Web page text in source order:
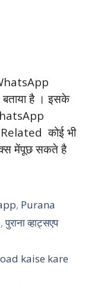
है । इसके
कोई भी
मेंपूछ सकते है
, Purana
,पुराना व्हाट्सएप
kaise kare